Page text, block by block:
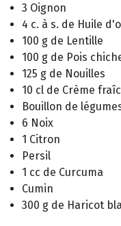
3 Oignon
4 c. à s. de Huile
100 g de Lentille
100 g de Pois
125 g de Nouilles
10 cl de Crème
Bouillon de
6 Noix
1 Citron
Persil
1 cc de Curcuma
Cumin
300 g de Haricot